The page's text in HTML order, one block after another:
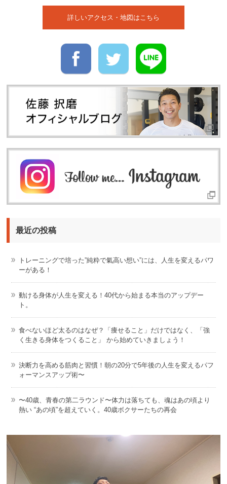
詳しいアクセス・地図はこちら
最近の投稿
トレーニングで培った”純粋で氣高い想い”には、人生を変えるパワ
ーがある！
動ける身体が人生を変える！40代から始まる本当のアップデー
ト。
食べないほど太るのはなぜ？「痩せること」だけではなく、「強
く生きる身体をつくること」 から始めていきましょう！
決断力を高める筋肉と習慣！朝の20分で5年後の人生を変えるパフ
ォーマンスアップ術〜
〜40歳、青春の第二ラウンド〜体力は落ちても、魂はあの頃より
熱い “あの頃”を超えていく。40歳ボクサーたちの再会